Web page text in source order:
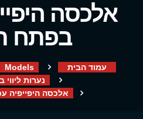
אלכסה
בפתח
עמוד הבית Models
נערות
אלכסה היפייפיה